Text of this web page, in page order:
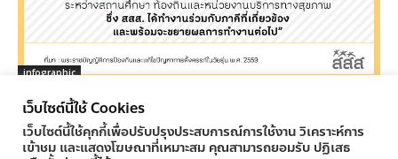
infographic
เยาวชนได้อะไรจาก พ.ร.บ.การตั้งครรภ์ในวัยรุ่น
ครูทูเดย์ ข่าวการศึกษา - 04/11/2016
เว็บไซต์นี้ใช้ Cookies
เว็บไซต์นี้ใช้คุกกี้เพื่อปรับปรุงประสบการณ์การใช้งาน วิเคราะห์การ
เข้าชม และแสดงโฆษณาที่เหมาะสม คุณสามารถยอมรับ ปฏิเสธ